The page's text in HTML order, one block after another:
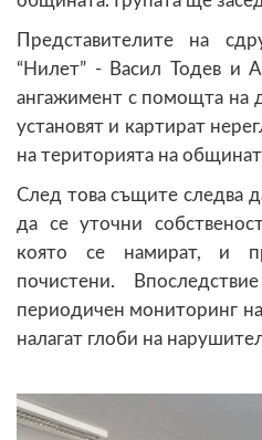
Представителите на
“Нилет” - Васил Тодев и
ангажимент с помощта на
установят и картират
на територията на
След това същите следва
да се уточни
която се намират, и
почистени.
периодичен мониторинг
налагат глоби на